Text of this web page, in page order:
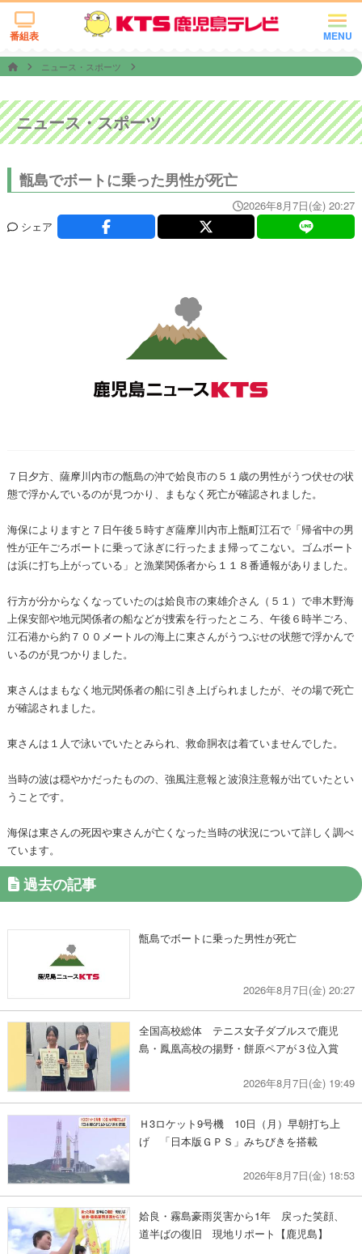
MENU
番組表
ニュース・スポーツ
ニュース・スポーツ
甑島でボートに乗った男性が死亡
2026年8月7日(金) 20:27
シェア
７日夕方、薩摩川内市の甑島の沖で姶良市の５１歳の男性がうつ伏せの状
態で浮かんでいるのが見つかり、まもなく死亡が確認されました。
海保によりますと７日午後５時すぎ薩摩川内市上甑町江石で「帰省中の男
性が正午ごろボートに乗って泳ぎに行ったまま帰ってこない。ゴムボート
は浜に打ち上がっている」と漁業関係者から１１８番通報がありました。
行方が分からなくなっていたのは姶良市の東雄介さん（５１）で串木野海
上保安部や地元関係者の船などが捜索を行ったところ、午後６時半ごろ、
江石港から約７００メートルの海上に東さんがうつぶせの状態で浮かんで
いるのが見つかりました。
東さんはまもなく地元関係者の船に引き上げられましたが、その場で死亡
が確認されました。
東さんは１人で泳いでいたとみられ、救命胴衣は着ていませんでした。
当時の波は穏やかだったものの、強風注意報と波浪注意報が出ていたとい
うことです。
海保は東さんの死因や東さんが亡くなった当時の状況について詳しく調べ
ています。
過去の記事
甑島でボートに乗った男性が死亡
2026年8月7日(金) 20:27
全国高校総体 テニス女子ダブルスで鹿児
島・鳳凰高校の揚野・餅原ペアが３位入賞
2026年8月7日(金) 19:49
Ｈ3ロケット9号機 10日（月）早朝打ち上
げ 「日本版ＧＰＳ」みちびきを搭載
2026年8月7日(金) 18:53
姶良・霧島豪雨災害から1年 戻った笑顔、
道半ばの復旧 現地リポート【鹿児島】